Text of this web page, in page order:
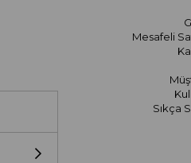
Mesafeli
Sıkça